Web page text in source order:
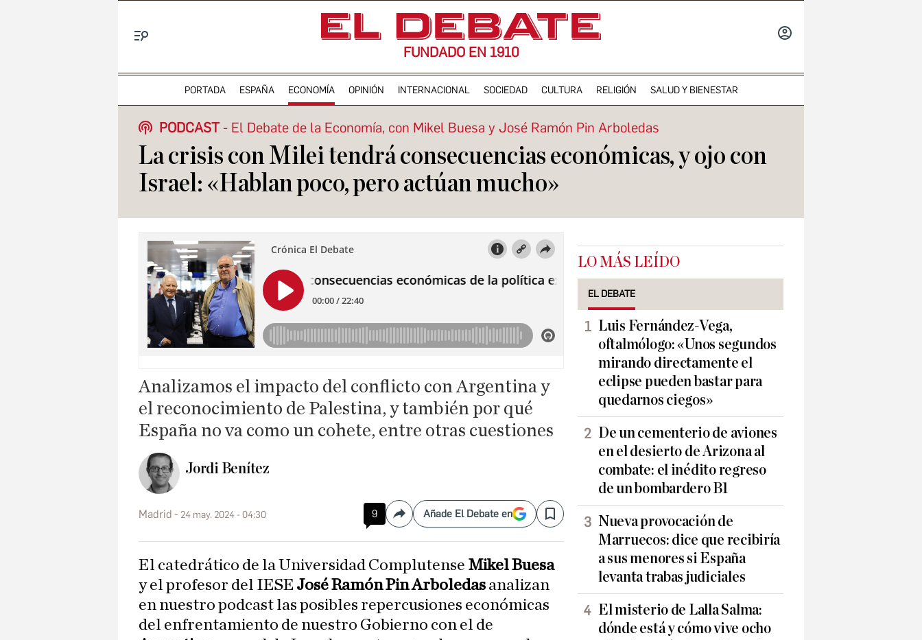
FUNDADO EN 1910
PORTADA ESPAÑA ECONOMÍA OPINIÓN INTERNACIONAL SOCIEDAD CULTURA RELIGIÓN SALUD Y BIENESTAR
PODCAST El Debate de la Economía, con Mikel Buesa y José Ramón Pin Arboledas
La crisis con Milei tendrá consecuencias económicas, y ojo con
Israel: «Hablan poco, pero actúan mucho»
Analizamos el impacto del conflicto con Argentina y
el reconocimiento de Palestina, y también por qué
España no va como un cohete, entre otras cuestiones
Jordi Benítez
Madrid 24 may. 2024 - 04:30 9 CompartirAñade El Debate en Save
El catedrático de la Universidad Complutense Mikel Buesa
y el profesor del IESE José Ramón Pin Arboledas analizan
en nuestro podcast las posibles repercusiones económicas
del enfrentamiento de nuestro Gobierno con el de
LO MÁS LEÍDO
EL DEBATE
Luis Fernández-Vega,
oftalmólogo: «Unos segundos
mirando directamente el
eclipse pueden bastar para
quedarnos ciegos»
De un cementerio de aviones
en el desierto de Arizona al
combate: el inédito regreso
de un bombardero B1
Nueva provocación de
Marruecos: dice que recibiría
a sus menores si España
levanta trabas judiciales
El misterio de Lalla Salma:
dónde está y cómo vive ocho